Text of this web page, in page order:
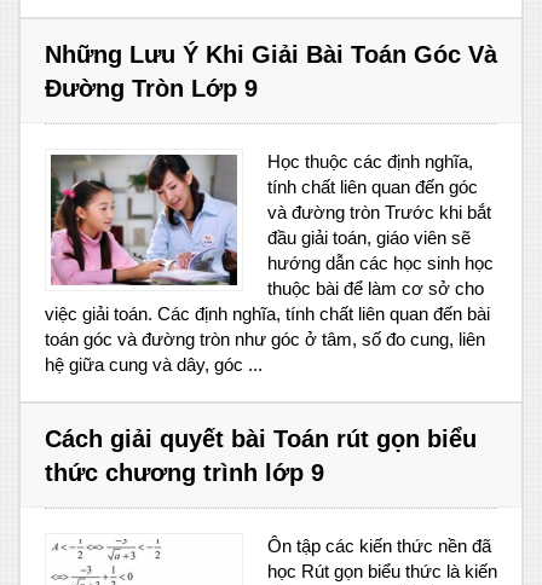
Những Lưu Ý Khi Giải Bài Toán Góc Và
Đường Tròn Lớp 9
Học thuộc các định nghĩa,
tính chất liên quan đến góc
và đường tròn Trước khi bắt
đầu giải toán, giáo viên sẽ
hướng dẫn các học sinh học
thuộc bài để làm cơ sở cho
việc giải toán. Các định nghĩa, tính chất liên quan đến bài
toán góc và đường tròn như góc ở tâm, số đo cung, liên
hệ giữa cung và dây, góc ...
Cách giải quyết bài Toán rút gọn biểu
thức chương trình lớp 9
Ôn tập các kiến thức nền đã
học Rút gọn biểu thức là kiến